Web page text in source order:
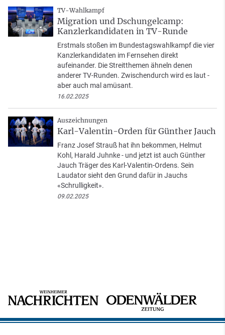
TV-Wahlkampf
Migration und Dschungelcamp:
Kanzlerkandidaten in TV-Runde
Erstmals stoßen im Bundestagswahlkampf die vier
Kanzlerkandidaten im Fernsehen direkt
aufeinander. Die Streitthemen ähneln denen
anderer TV-Runden. Zwischendurch wird es laut -
aber auch mal amüsant.
16.02.2025
Auszeichnungen
Karl-Valentin-Orden für Günther Jauch
Franz Josef Strauß hat ihn bekommen, Helmut
Kohl, Harald Juhnke - und jetzt ist auch Günther
Jauch Träger des Karl-Valentin-Ordens. Sein
Laudator sieht den Grund dafür in Jauchs
«Schrulligkeit».
09.02.2025